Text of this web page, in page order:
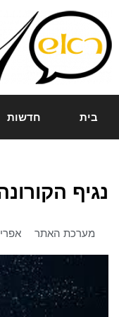
לתוכן
בית חדשות
נגיף
מערכת האתר אפריל 8,